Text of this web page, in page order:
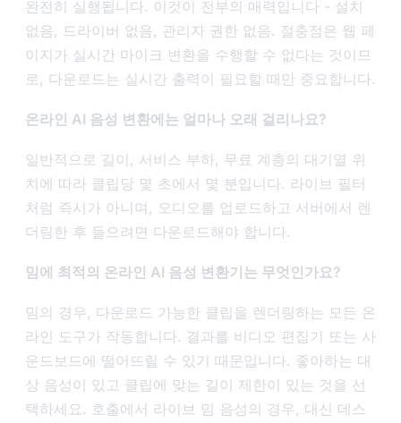
완전히 실행됩니다. 이것이 전부의 매력입니다 - 설치
없음, 드라이버 없음, 관리자 권한 없음. 절충점은 웹 페
이지가 실시간 마이크 변환을 수행할 수 없다는 것이므
로, 다운로드는 실시간 출력이 필요할 때만 중요합니다.
온라인 AI 음성 변환에는 얼마나 오래 걸리나요?
일반적으로 길이, 서비스 부하, 무료 계층의 대기열 위
치에 따라 클립당 몇 초에서 몇 분입니다. 라이브 필터
처럼 즉시가 아니며, 오디오를 업로드하고 서버에서 렌
더링한 후 들으려면 다운로드해야 합니다.
밈에 최적의 온라인 AI 음성 변환기는 무엇인가요?
밈의 경우, 다운로드 가능한 클립을 렌더링하는 모든 온
라인 도구가 작동합니다. 결과를 비디오 편집기 또는 사
운드보드에 떨어뜨릴 수 있기 때문입니다. 좋아하는 대
상 음성이 있고 클립에 맞는 길이 제한이 있는 것을 선
택하세요. 호출에서 라이브 밈 음성의 경우, 대신 데스